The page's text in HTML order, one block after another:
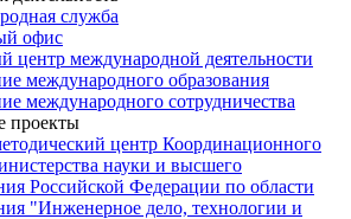
служба
офис
центр международной деятельности
международного образования
международного сотрудничества
проекты
центр Координационного
науки и высшего
Российской Федерации по области
"Инженерное дело, технологии и